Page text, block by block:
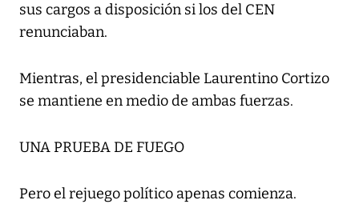
sus cargos a disposición si los del CEN
renunciaban.
Mientras, el presidenciable Laurentino Cortizo
se mantiene en medio de ambas fuerzas.
UNA PRUEBA DE FUEGO
Pero el rejuego político apenas comienza.